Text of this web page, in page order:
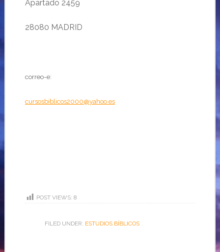
Apartado 2459
28080 MADRID
correo-e:
cursosbiblicos2000@yahoo.es
POST VIEWS: 8
FILED UNDER: ESTUDIOS BÍBLICOS